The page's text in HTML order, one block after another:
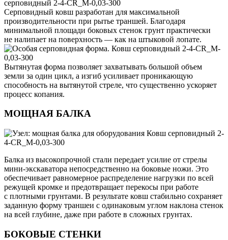
Серповидный ковш разработан для максимальной
производительности при рытье траншей. Благодаря
минимальной площади боковых стенок грунт практически
не налипает на поверхность — как на штыковой лопате.
Вытянутая форма позволяет захватывать большой объем
земли за один цикл, а изгиб усиливает проникающую
способность на вытянутой стреле, что существенно ускоряет
процесс копания.
МОЩНАЯ БАЛКА
Балка из высокопрочной стали передает усилие от стрелы
мини-экскаватора непосредственно на боковые ножи. Это
обеспечивает равномерное распределение нагрузки по всей
режущей кромке и предотвращает перекосы при работе
с плотными грунтами. В результате ковш стабильно сохраняет
заданную форму траншеи с одинаковым углом наклона стенок
на всей глубине, даже при работе в сложных грунтах.
БОКОВЫЕ СТЕНКИ